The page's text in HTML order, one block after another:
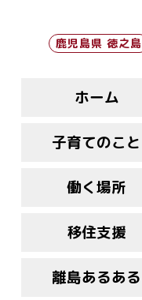
鹿児島県 徳之島
ホーム
子育てのこと
働く場所
移住支援
離島あるある